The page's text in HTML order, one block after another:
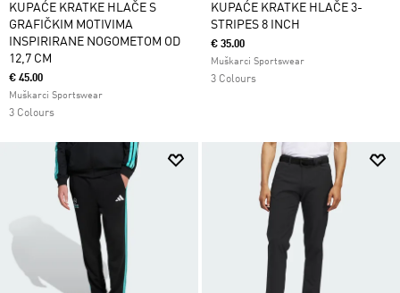
KUPAĆE KRATKE HLAČE S
GRAFIČKIM MOTIVIMA
INSPIRIRANE NOGOMETOM OD
12,7 CM
€ 45.00
Muškarci Sportswear
3 Colours
KUPAĆE KRATKE HLAČE 3-
STRIPES 8 INCH
€ 35.00
Muškarci Sportswear
3 Colours